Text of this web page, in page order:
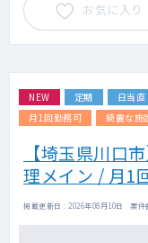
お気に入り
NEW 定期 日当直
月1回勤務可
綺麗な施
【埼玉県川口
理メイン / 月1
掲載更新日 : 2026年08月10日 案件